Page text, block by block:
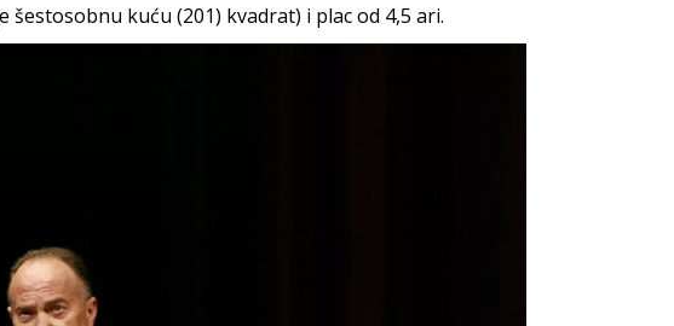
kuću (201) kvadrat) i plac od 4,5 ari.